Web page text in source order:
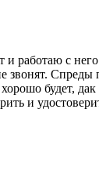
работаю с
Спреды
будет,
и